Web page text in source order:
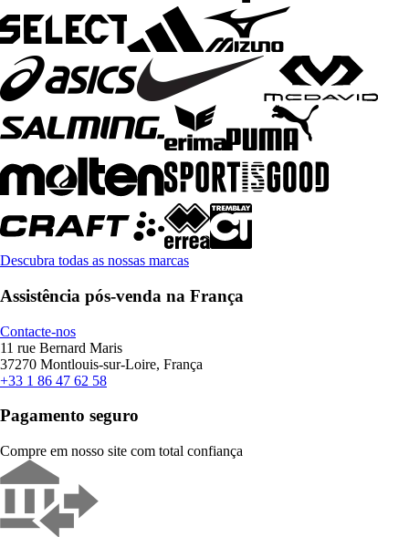
Descubra todas as nossas marcas
Assistência pós-venda na França
Contacte-nos
11 rue Bernard Maris
37270 Montlouis-sur-Loire, França
+33 1 86 47 62 58
Pagamento seguro
Compre em nosso site com total confiança